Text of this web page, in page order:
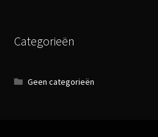
Categorieën
Geen categorieën